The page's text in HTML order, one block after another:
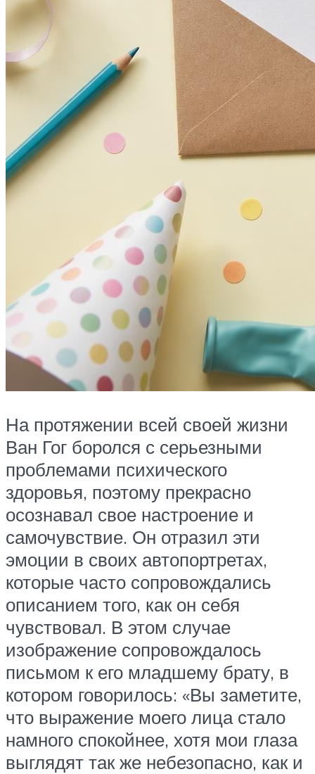
На протяжении всей своей жизни
Ван Гог боролся с серьезными
проблемами психического
здоровья, поэтому прекрасно
осознавал свое настроение и
самочувствие. Он отразил эти
эмоции в своих автопортретах,
которые часто сопровождались
описанием того, как он себя
чувствовал. В этом случае
изображение сопровождалось
письмом к его младшему брату, в
котором говорилось: «Вы заметите,
что выражение моего лица стало
намного спокойнее, хотя мои глаза
выглядят так же небезопасно, как и